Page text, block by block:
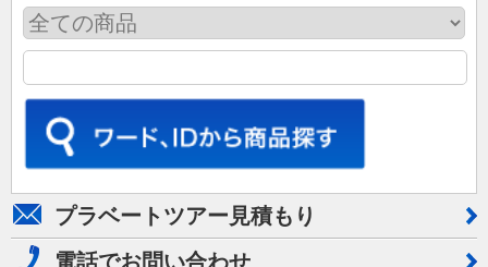
プラベートツアー見積もり
電話でお問い合わせ